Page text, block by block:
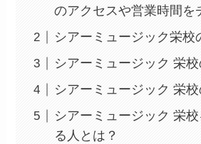
のアクセスや営業時間を
シアーミュージック栄校
シアーミュージック 栄
シアーミュージック 栄
シアーミュージック 栄
る人とは？